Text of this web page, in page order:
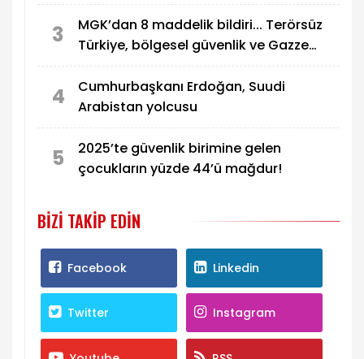
3
MGK’dan 8 maddelik bildiri... Terörsüz
Türkiye, bölgesel güvenlik ve Gazze
4
Cumhurbaşkanı Erdoğan, Suudi
Arabistan yolcusu
5
2025’te güvenlik birimine gelen
çocukların yüzde 44’ü mağdur!
BIZI TAKIP EDIN
Facebook Linkedin
Twitter Instagram